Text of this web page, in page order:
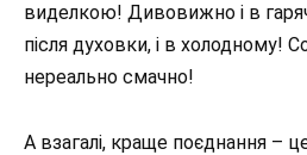
виделкою! Дивовижно і в
після духовки, і в холодному!
нереально смачно!
А взагалі, краще поєднання –